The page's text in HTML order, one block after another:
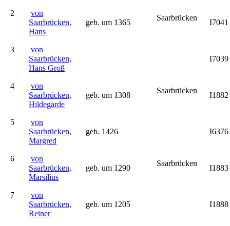
2
von
Saarbrücken,
Hans
geb. um 1365
Saarbrücken
I7041
3
von
Saarbrücken,
Hans Groß
I7039
4
von
Saarbrücken,
Hildegarde
geb. um 1308
Saarbrücken
I1882
5
von
Saarbrücken,
Margred
geb. 1426 I6376
6
von
Saarbrücken,
Marsilius
geb. um 1290
Saarbrücken
I1883
7
von
Saarbrücken,
Reiner
geb. um 1205 I1888